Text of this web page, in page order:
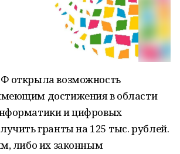
открыла возможность
достижения в области
и цифровых
гранты на 125 тыс. рублей.
либо их законным